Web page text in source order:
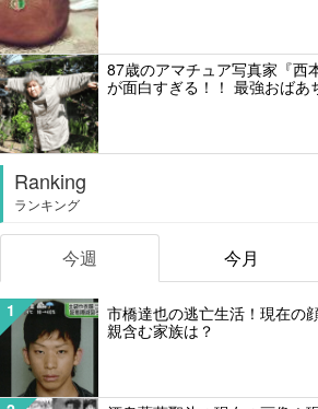
87歳のアマチュア写真家『西
が面白すぎる！！ 最強おばあ
Ranking
ランキング
今週 今月
1
市橋達也の逃亡生活！現在の
親含む家族は？